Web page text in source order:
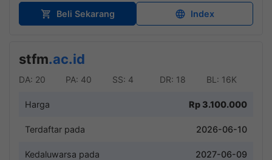
Beli Sekarang Index
stfm.ac.id
DA: 20 PA: 40 SS: 4 DR: 18 BL: 16K
Harga Rp 3.100.000
Terdaftar pada 2026-06-10
Kedaluwarsa pada 2027-06-09